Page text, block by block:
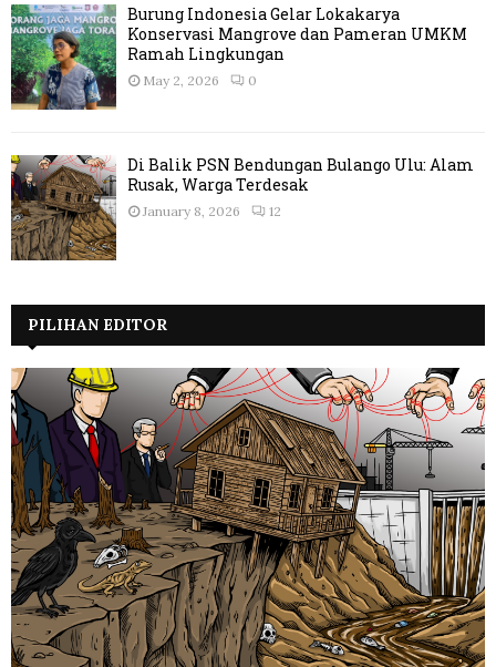
Burung Indonesia Gelar Lokakarya
Konservasi Mangrove dan Pameran UMKM
Ramah Lingkungan
May 2, 2026 0
Di Balik PSN Bendungan Bulango Ulu: Alam
Rusak, Warga Terdesak
January 8, 2026 12
PILIHAN EDITOR